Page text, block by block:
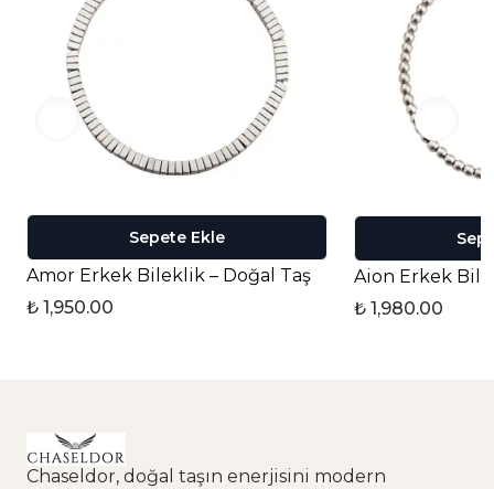
Sepete Ekle
Amor Erkek Bileklik – Doğal Taş
₺ 1,950.00
Aion Erkek
₺ 1,980.00
Chaseldor, doğal taşın enerjisini modern